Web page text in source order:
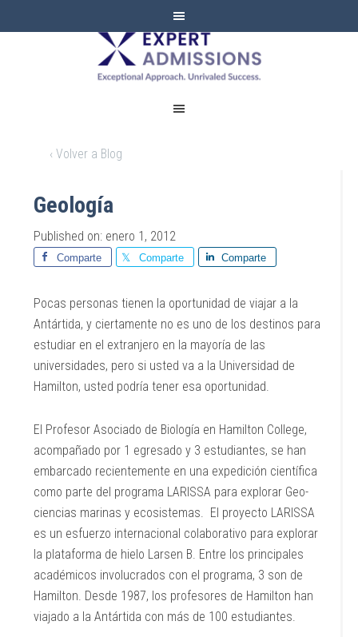
EXPERT
ADMISSIONS
‹ Volver a Blog
Geología
Published on: enero 1, 2012
Comparte Comparte Comparte
Pocas personas tienen la oportunidad de viajar a la
Antártida, y ciertamente no es uno de los destinos para
estudiar en el extranjero en la mayoría de las
universidades, pero si usted va a la Universidad de
Hamilton, usted podría tener esa oportunidad.
El Profesor Asociado de Biología en Hamilton College,
acompañado por 1 egresado y 3 estudiantes, se han
embarcado recientemente en una expedición científica
como parte del programa LARISSA para explorar Geo-
ciencias marinas y ecosistemas. El proyecto LARISSA
es un esfuerzo internacional colaborativo para explorar
la plataforma de hielo Larsen B. Entre los principales
académicos involucrados con el programa, 3 son de
Hamilton. Desde 1987, los profesores de Hamilton han
viajado a la Antártida con más de 100 estudiantes.